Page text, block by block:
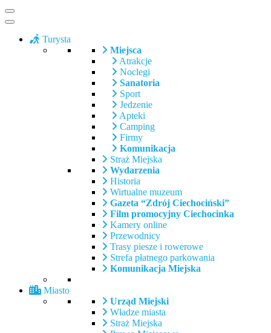
Turysta
Miejsca
Atrakcje
Noclegi
Sanatoria
Sport
Jedzenie
Apteki
Camping
Firmy
Komunikacja
Straż Miejska
Wydarzenia
Historia
Wirtualne muzeum
Gazeta “Zdrój Ciechociński”
Film promocyjny Ciechocinka
Kamery online
Przewodnicy
Trasy piesze i rowerowe
Strefa płatnego parkowania
Komunikacja Miejska
Miasto
Urząd Miejski
Władze miasta
Straż Miejska